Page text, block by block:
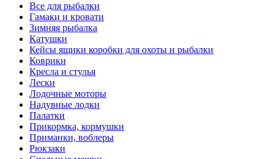
Все для рыбалки
Гамаки и кровати
Зимняя рыбалка
Катушки
Кейсы ящики коробки для охоты и рыбалки
Коврики
Кресла и стулья
Лески
Лодочные моторы
Надувные лодки
Палатки
Прикормка, кормушки
Приманки, воблеры
Рюкзаки